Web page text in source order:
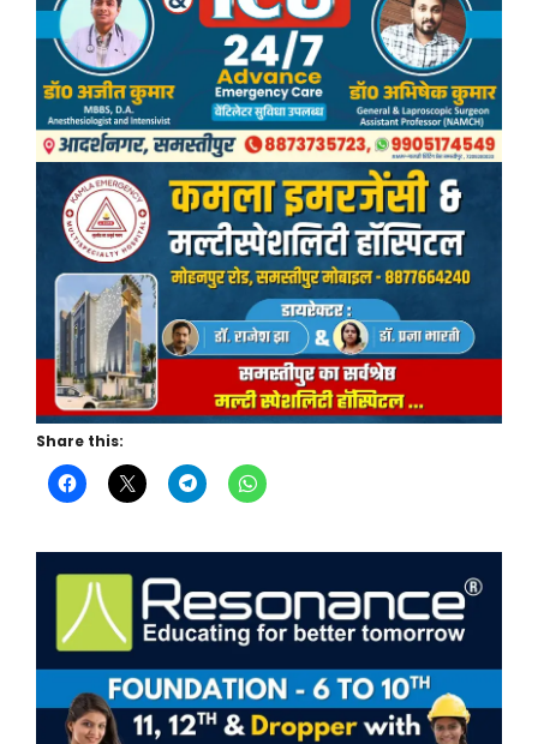
Share this: